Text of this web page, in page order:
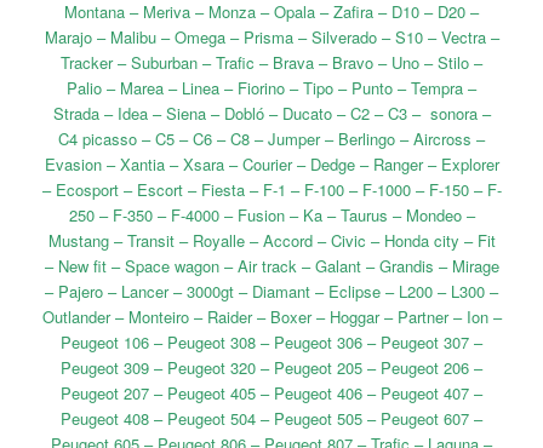
Montana – Meriva – Monza – Opala – Zafira – D10 – D20 –
Marajo – Malibu – Omega – Prisma – Silverado – S10 – Vectra –
Tracker – Suburban – Trafic – Brava – Bravo – Uno – Stilo –
Palio – Marea – Linea – Fiorino – Tipo – Punto – Tempra –
Strada – Idea – Siena – Dobló – Ducato – C2 – C3 – sonora –
C4 picasso – C5 – C6 – C8 – Jumper – Berlingo – Aircross –
Evasion – Xantia – Xsara – Courier – Dedge – Ranger – Explorer
– Ecosport – Escort – Fiesta – F-1 – F-100 – F-1000 – F-150 – F-
250 – F-350 – F-4000 – Fusion – Ka – Taurus – Mondeo –
Mustang – Transit – Royalle – Accord – Civic – Honda city – Fit
– New fit – Space wagon – Air track – Galant – Grandis – Mirage
– Pajero – Lancer – 3000gt – Diamant – Eclipse – L200 – L300 –
Outlander – Monteiro – Raider – Boxer – Hoggar – Partner – Ion –
Peugeot 106 – Peugeot 308 – Peugeot 306 – Peugeot 307 –
Peugeot 309 – Peugeot 320 – Peugeot 205 – Peugeot 206 –
Peugeot 207 – Peugeot 405 – Peugeot 406 – Peugeot 407 –
Peugeot 408 – Peugeot 504 – Peugeot 505 – Peugeot 607 –
Peugeot 605 – Peugeot 806 – Peugeot 807 – Trafic – Laguna –